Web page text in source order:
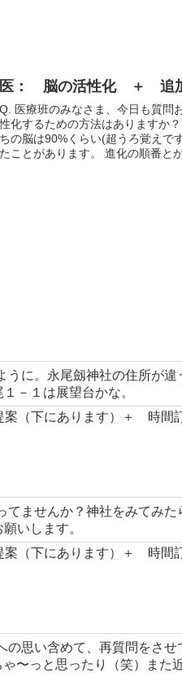
医： 脳の活性化 ＋ 追
Q. 医療班のみなさま、今日も質
性化するための方法はありますか
ちの脳は90%くらい(超うろ覚えで
たことがあります。 進化の順番と
に。永尾劔神社の住所が
－１は展望台かな。
案（下にあります）＋ 時
ませんか？神社をみてみ
いします。
案（下にあります）＋ 時
思い含めて、再質問をさ
ゃ〜っと思ったり（笑）また